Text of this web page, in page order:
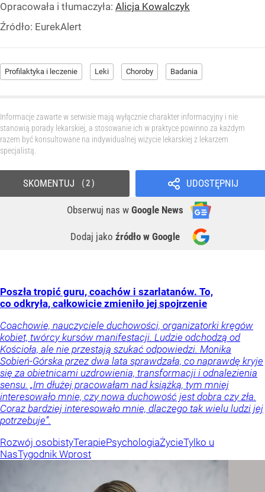
Opracowała i tłumaczyła: Alicja Kowalczyk
Źródło: EurekAlert
Profilaktyka i leczenie Leki Choroby Badania
Informacje zawarte w serwisie mają wyłącznie charakter informacyjny i nie
stanowią porady lekarskiej, a stosowanie ich w praktyce powinno za każdym
razem być konsultowane na indywidualnej wizycie lekarskiej z lekarzem
specjalistą.
UDOSTĘPNIJ
Obserwuj nas w Google News
Dodaj jako źródło w Google
SKOMENTUJ 2
Poszła tropić guru, coachów i szarlatanów. To,
co odkryła, całkowicie zmieniło jej spojrzenie
Coachowie, nauczyciele duchowości, organizatorki kręgów
kobiet, twórcy kursów manifestacji. Ludzie odchodzą od
Kościoła, ale nie przestają szukać odpowiedzi. Monika
Sobień-Górska przez dwa lata sprawdzała, co naprawdę kryje
się za obietnicami uzdrowienia, transformacji i odnalezienia
sensu. „Im dłużej pracowałam nad książką, tym mniej
interesowało mnie, czy nowa duchowość jest dobra czy zła.
Coraz bardziej interesowało mnie, dlaczego tak wielu ludzi jej
potrzebuje”.
Rozwój osobistyTerapiePsychologiaŻycieTylko u
NasTygodnik Wprost